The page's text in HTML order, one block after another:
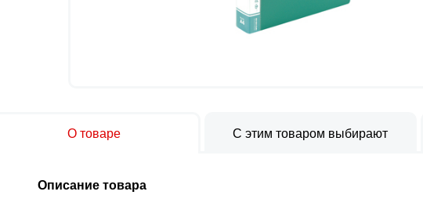
О товаре С этим товаром выбирают
Описание товара